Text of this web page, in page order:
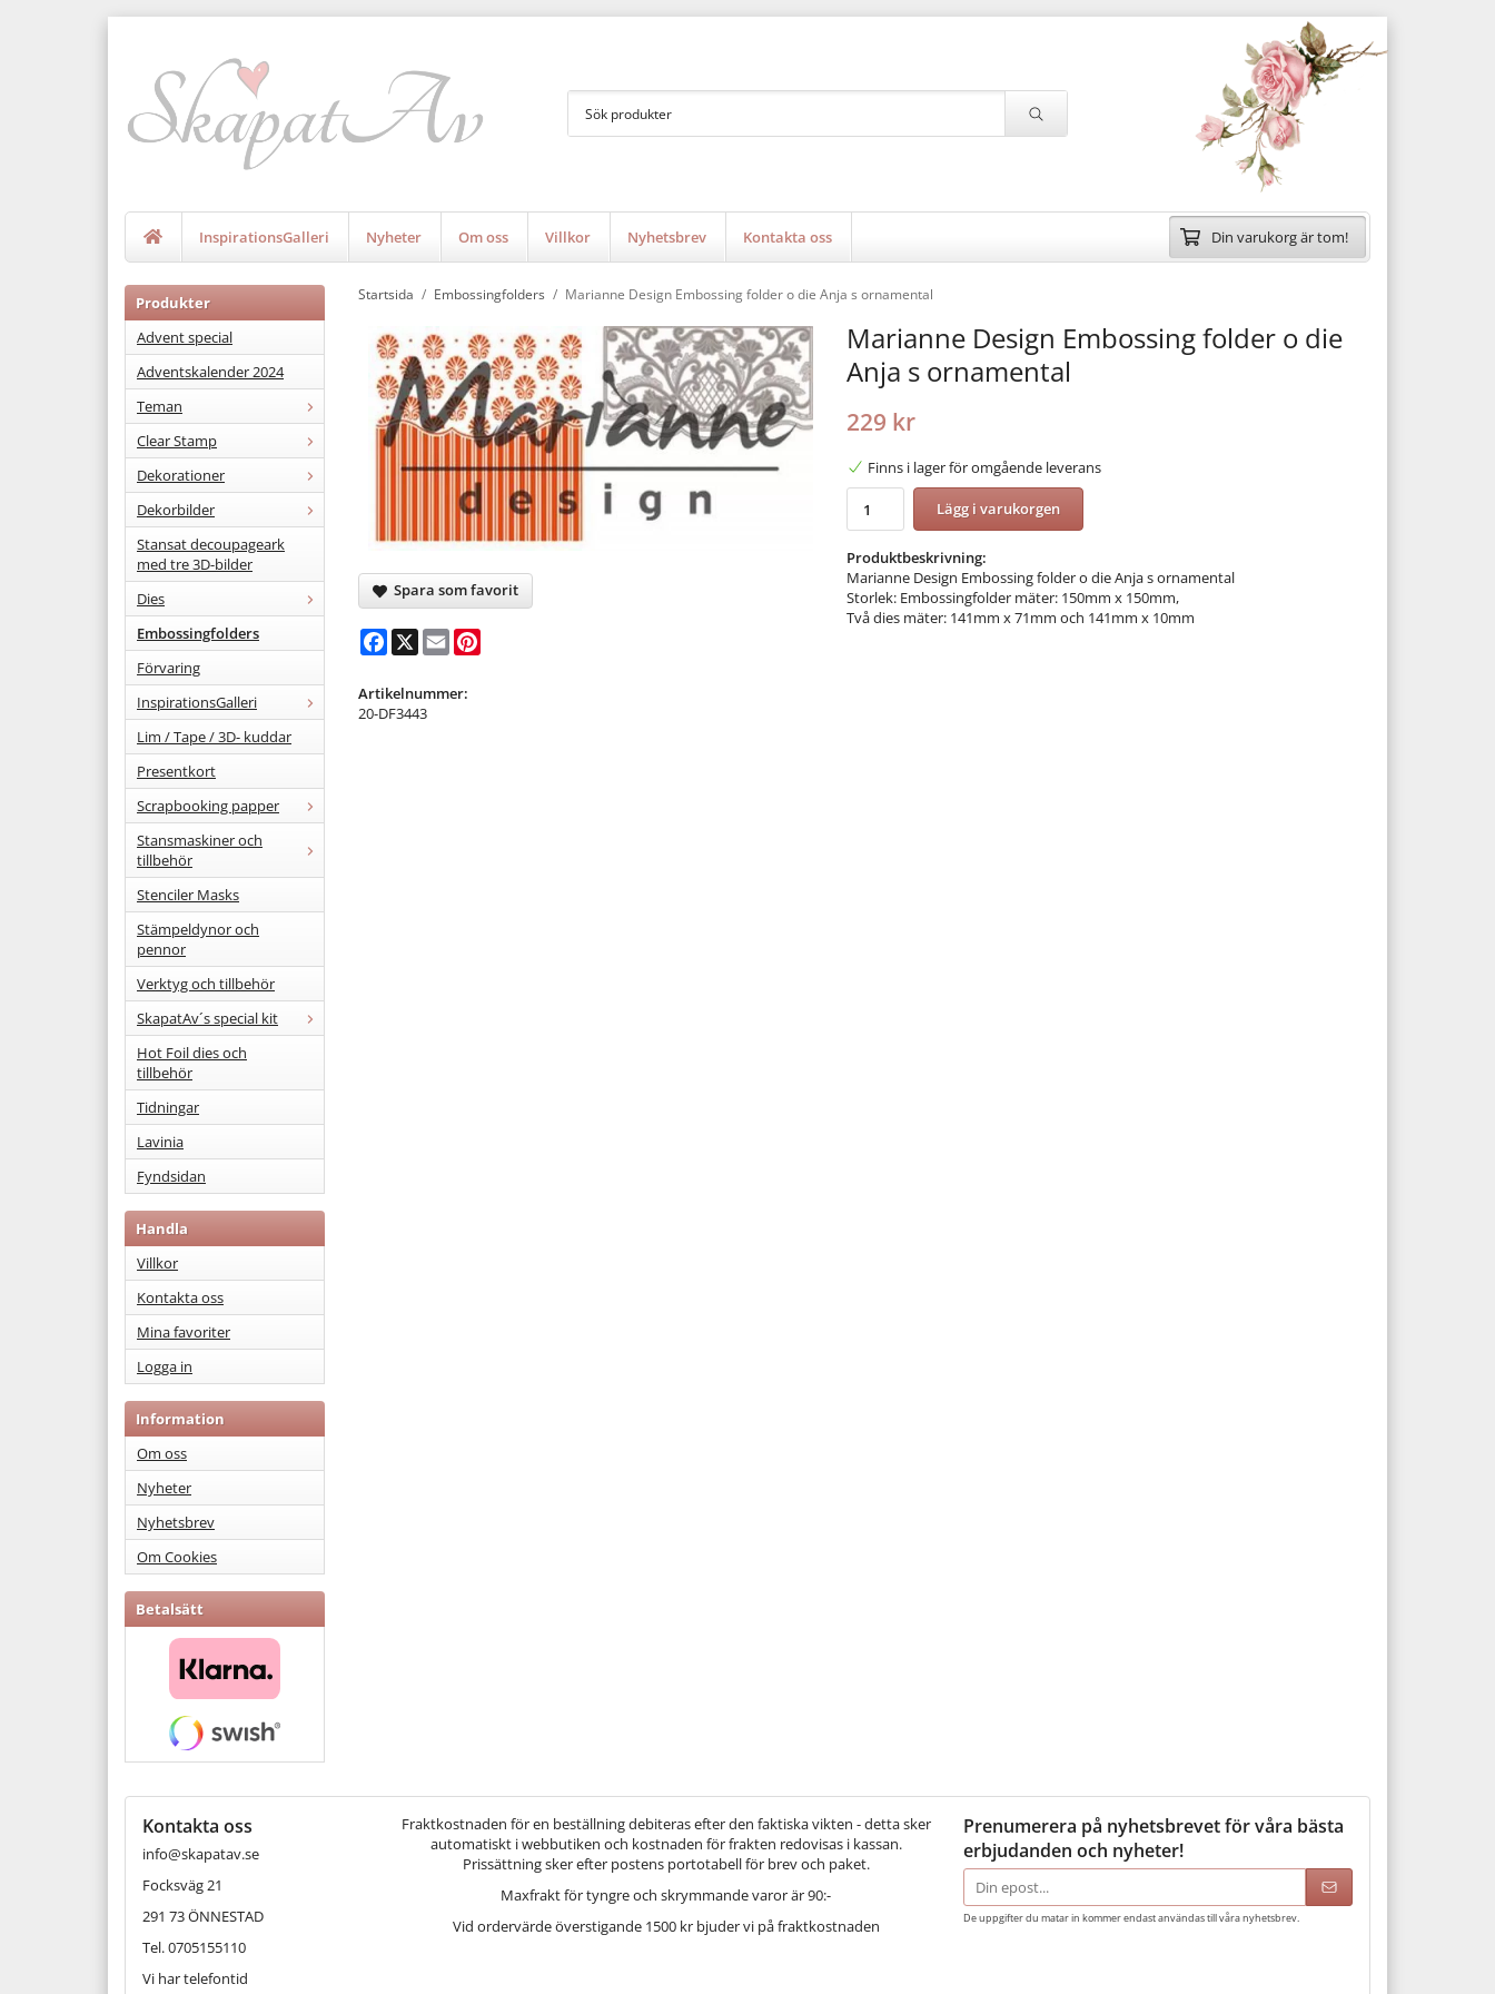
InspirationsGalleri Nyheter Om oss Villkor Nyhetsbrev Kontakta oss Din varukorg är tom!
Produkter
Advent special
Adventskalender 2024
Teman
Clear Stamp
Dekorationer
Dekorbilder
Stansat decoupageark
med tre 3D-bilder
Dies
Embossingfolders
Förvaring
InspirationsGalleri
Lim / Tape / 3D- kuddar
Presentkort
Scrapbooking papper
Stansmaskiner och
tillbehör
Stenciler Masks
Stämpeldynor och
pennor
Verktyg och tillbehör
SkapatAv´s special kit
Hot Foil dies och
tillbehör
Tidningar
Lavinia
Fyndsidan
Handla
Villkor
Kontakta oss
Mina favoriter
Logga in
Information
Om oss
Nyheter
Nyhetsbrev
Om Cookies
Betalsätt
Startsida / Embossingfolders / Marianne Design Embossing folder o die Anja s ornamental
Marianne Design Embossing folder o die
Anja s ornamental
229 kr
Finns i lager för omgående leverans
Lägg i varukorgen
Produktbeskrivning:
Marianne Design Embossing folder o die Anja s ornamental
Storlek: Embossingfolder mäter: 150mm x 150mm,
Två dies mäter: 141mm x 71mm och 141mm x 10mm
Spara som favorit
Facebook
X Email
Artikelnummer:
20-DF3443
Kontakta oss
info@skapatav.se
Focksväg 21
291 73 ÖNNESTAD
Tel. 0705155110
Vi har telefontid
Fraktkostnaden för en beställning debiteras efter den faktiska vikten - detta sker
automatiskt i webbutiken och kostnaden för frakten redovisas i kassan.
Prissättning sker efter postens portotabell för brev och paket.
Maxfrakt för tyngre och skrymmande varor är 90:-
Vid ordervärde överstigande 1500 kr bjuder vi på fraktkostnaden
Prenumerera på nyhetsbrevet för våra bästa
erbjudanden och nyheter!
E-
postadress
De uppgifter du matar in kommer endast användas till våra nyhetsbrev.